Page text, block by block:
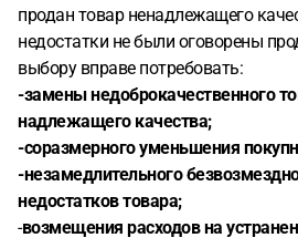
продан товар ненадлежащего
недостатки не были оговорены
выбору вправе потребовать:
-замены недоброкачественного
надлежащего качества;
-соразмерного уменьшения
-незамедлительного
недостатков товара;
-возмещения расходов на